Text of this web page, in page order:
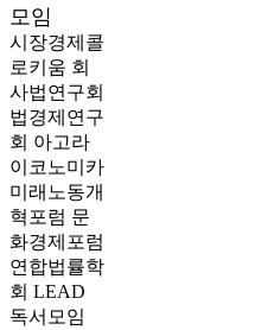
모임
시장경제콜
로키움 회
사법연구회
법경제연구
회 아고라
이코노미카
미래노동개
혁포럼 문
화경제포럼
연합법률학
회 LEAD
독서모임